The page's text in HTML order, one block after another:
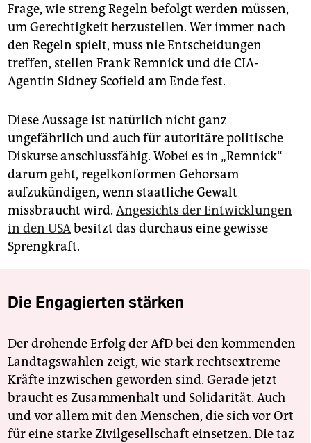
Frage, wie streng Regeln befolgt werden müssen,
um Gerechtigkeit herzustellen. Wer immer nach
den Regeln spielt, muss nie Entscheidungen
treffen, stellen Frank Remnick und die CIA-
Agentin Sidney Scofield am Ende fest.
Diese Aussage ist natürlich nicht ganz
ungefährlich und auch für autoritäre politische
Diskurse anschlussfähig. Wobei es in „Remnick“
darum geht, regelkonformen Gehorsam
aufzukündigen, wenn staatliche Gewalt
missbraucht wird. Angesichts der Entwicklungen
in den USAbesitzt das durchaus eine gewisse
Sprengkraft.
Die Engagierten stärken
Der drohende Erfolg der AfD bei den kommenden
Landtagswahlen zeigt, wie stark rechtsextreme
Kräfte inzwischen geworden sind. Gerade jetzt
braucht es Zusammenhalt und Solidarität. Auch
und vor allem mit den Menschen, die sich vor Ort
für eine starke Zivilgesellschaft einsetzen. Die taz